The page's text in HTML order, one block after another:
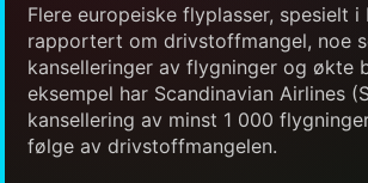
Flere europeiske flyplasser, spesielt i
rapportert om drivstoffmangel, noe
kanselleringer av flygninger og økte
eksempel har Scandinavian Airlines
kansellering av minst 1 000
følge av drivstoffmangelen.